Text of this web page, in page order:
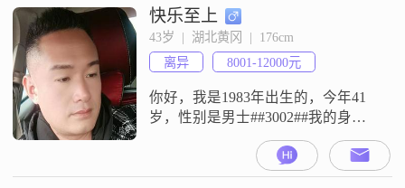
快乐至上
43岁  |  湖北黄冈  |  176cm
离异
8001-12000元
你好，我是1983年出生的，今年41
岁，性别是男士##3002##我的身高
是176cm，现在在黄冈这边工作生活
##3002##我的月收入目前在8001到
12000元这个区间，学历是高中及以